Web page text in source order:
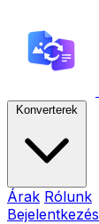
Konverterek
Árak Rólunk
Bejelentkezés